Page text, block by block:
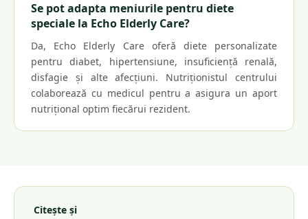
Se pot adapta meniurile pentru diete
speciale la Echo Elderly Care?
Da, Echo Elderly Care oferă diete personalizate
pentru diabet, hipertensiune, insuficiență renală,
disfagie și alte afecțiuni. Nutriționistul centrului
colaborează cu medicul pentru a asigura un aport
nutrițional optim fiecărui rezident.
Citește și